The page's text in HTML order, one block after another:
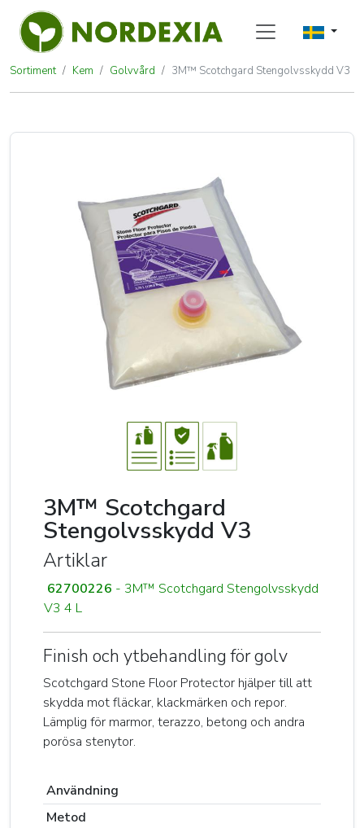
Sortiment Kem Golvvård 3M™ Scotchgard Stengolvsskydd V3
3M™ Scotchgard Stengolvsskydd
3M™ Scotchgard
Stengolvsskydd V3
Artiklar
62700226 - 3M™ Scotchgard Stengolvsskydd
V3 4 L
Finish och ytbehandling för golv
Scotchgard Stone Floor Protector hjälper till att
skydda mot fläckar, klackmärken och repor.
Lämplig för marmor, terazzo, betong och andra
porösa stenytor.
Användning
Metod